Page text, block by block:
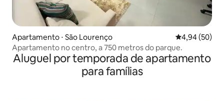
Apartamento ⋅ São Lourenço 4,94 de uma
4,94 (50)
Apartamento no centro, a 750 metros do parque.
Aluguel por temporada de apartamento
para famílias